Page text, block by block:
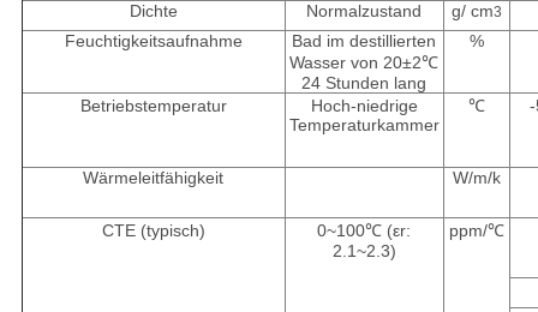
Dichte
Normalzustand g/ cm3
Feuchtigkeitsaufnahme
Bad im destillierten
Wasser von 20±2℃
24 Stunden lang
%
Betriebstemperatur
Hoch-niedrige
Temperaturkammer
℃
Wärmeleitfähigkeit W/m/k
CTE (typisch)
0~100℃ (εr:
2.1~2.3)
ppm/℃